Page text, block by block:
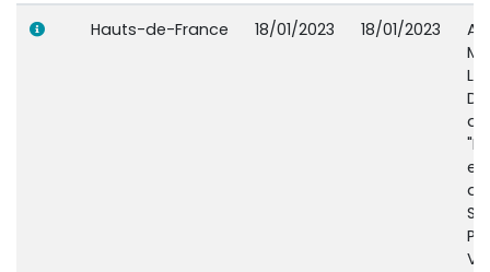
Hauts-de-France 18/01/2023 18/01/2023